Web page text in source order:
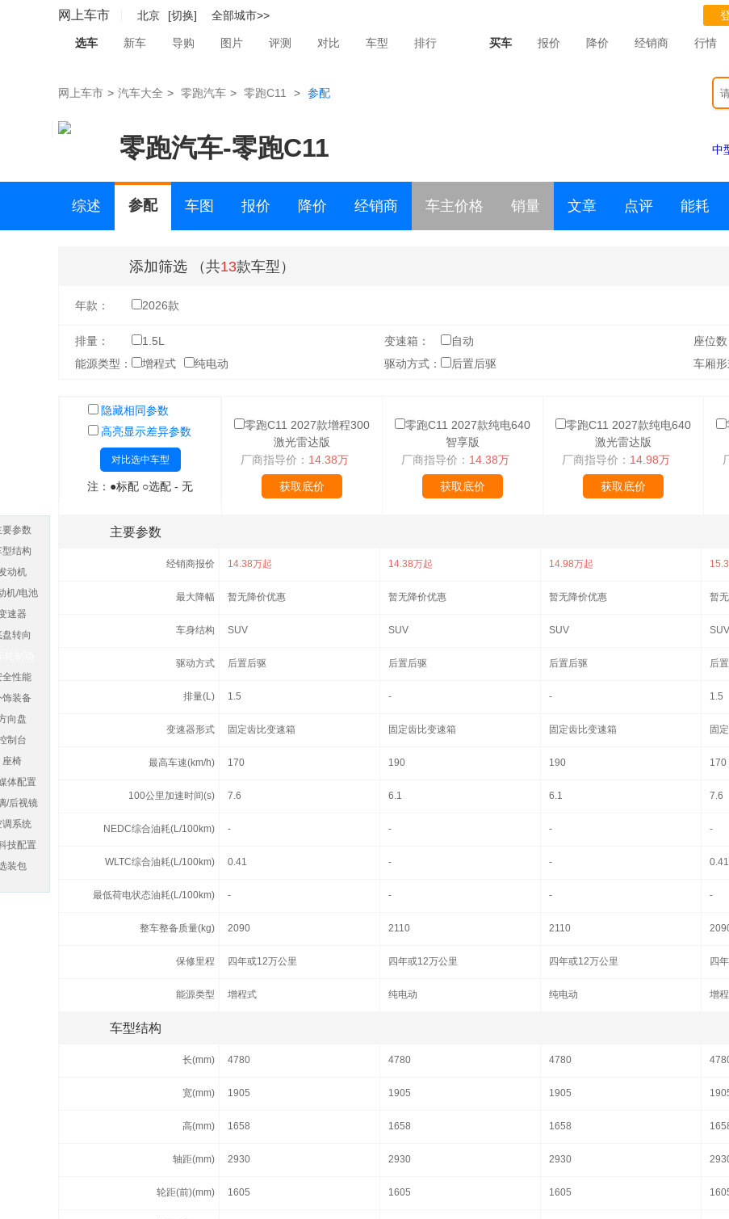
网上车市 北京 [切换] 全部城市>>
选车 新车 导购 图片 评测 对比 车型 排行 买车 报价 降价 经销商 行情
网上车市 > 汽车大全 > 零跑汽车 > 零跑C11 > 参配
零跑汽车-零跑C11 中
综述 参配 车图 报价 降价 经销商 车主价格 销量 文章 点评 能耗
添加筛选 （共13款车型）
年款： 2026款
排量： 1.5L 变速箱： 自动 座位数
能源类型：
增程式 纯电动 驱动方式： 后置后驱 车厢形
隐藏相同参数
高亮显示差异参数
对比选中车型
注：●标配 ○选配 - 无
零跑C11 2027款增程300
激光雷达版
厂商指导价： 14.38万
获取底价
零跑C11 2027款纯电640
智享版
厂商指导价： 14.38万
获取底价
零跑C11 2027款纯电640
激光雷达版
厂商指导价： 14.98万
获取底价
主要参数
经销商报价 14.38万起 14.38万起 14.98万起
最大降幅 暂无降价优惠 暂无降价优惠 暂无降价优惠 暂
车身结构 SUV SUV SUV SUV
驱动方式 后置后驱 后置后驱 后置后驱 后
排量(L) 1.5 - - 1.5
变速器形式 固定齿比变速箱 固定齿比变速箱 固定齿比变速箱 固
最高车速(km/h) 170 190 190 170
100公里加速时间(s) 7.6 6.1 6.1 7.6
NEDC综合油耗(L/100km) - - - -
WLTC综合油耗(L/100km) 0.41 - - 0.41
最低荷电状态油耗(L/100km) - - - -
整车整备质量(kg) 2090 2110 2110
保修里程 四年或12万公里 四年或12万公里 四年或12万公里 四
能源类型 增程式 纯电动 纯电动 增
车型结构
长(mm) 4780 4780 4780
宽(mm) 1905 1905 1905
高(mm) 1658 1658 1658
轴距(mm) 2930 2930 2930
轮距(前)(mm) 1605 1605 1605
要参数
型结构
动机
机/电池
速器
盘转向
全性能
饰装备
向盘
制台
座椅
体配置
/后视镜
调系统
技配置
装包